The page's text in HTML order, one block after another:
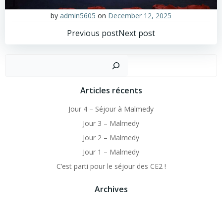
by admin5605 on December 12, 2025
Post
navigation
Previous postPost
navigation
Next post
Articles récents
Jour 4 – Séjour à Malmedy
Jour 3 – Malmedy
Jour 2 – Malmedy
Jour 1 – Malmedy
C’est parti pour le séjour des CE2 !
Archives